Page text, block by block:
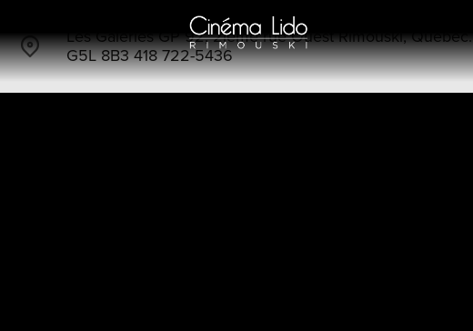
Les Galeries GP 92, 2ième rue Ouest Rimouski, Québec.
G5L 8B3 418 722-5436